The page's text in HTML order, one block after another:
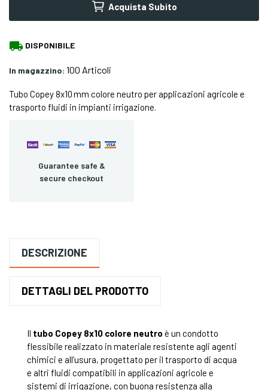
Acquista Subito
local_shipping DISPONIBILE
In magazzino: 100 Articoli
Tubo Copey 8x10 mm colore neutro per applicazioni agricole e
trasporto fluidi in impianti irrigazione.
Guarantee safe &
secure checkout
DESCRIZIONE
DETTAGLI DEL PRODOTTO
Il tubo Copey 8x10 colore neutro è un condotto
flessibile realizzato in materiale resistente agli agenti
chimici e all’usura, progettato per il trasporto di acqua
e altri fluidi compatibili in applicazioni agricole e
sistemi di irrigazione, con buona resistenza alla